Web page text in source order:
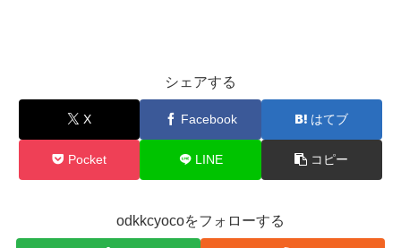
シェアする
X Facebook はてブ
Pocket LINE コピー
odkkcyocoをフォローする